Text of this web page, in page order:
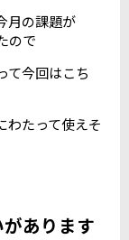
月の課題が
ので
て今回はこち
わたって使えそ
あります